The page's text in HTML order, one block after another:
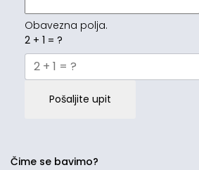
Obavezna polja.
2 + 1 = ?
Pošaljite upit
Čime se bavimo?